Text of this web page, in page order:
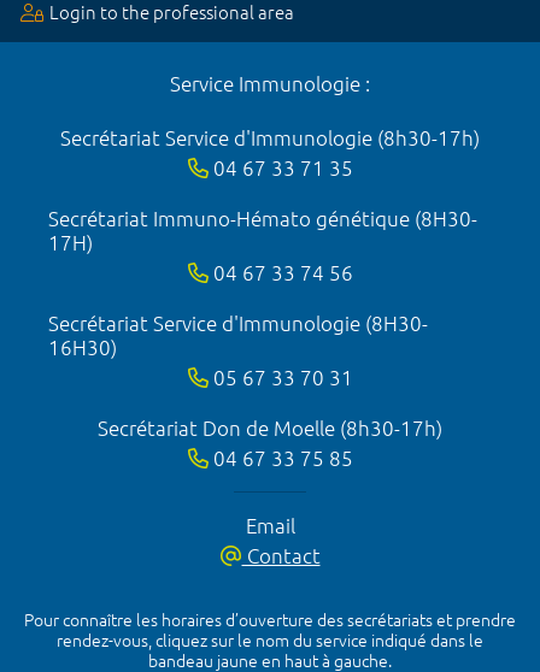
Login to the professional area
Service Immunologie :
Secrétariat Service d'Immunologie (8h30-17h)
04 67 33 71 35
Secrétariat Immuno-Hémato génétique (8H30-
17H)
04 67 33 74 56
Secrétariat Service d'Immunologie (8H30-
16H30)
05 67 33 70 31
Secrétariat Don de Moelle (8h30-17h)
04 67 33 75 85
Email
Contact
Pour connaître les horaires d’ouverture des secrétariats et prendre
rendez-vous, cliquez sur le nom du service indiqué dans le
bandeau jaune en haut à gauche.